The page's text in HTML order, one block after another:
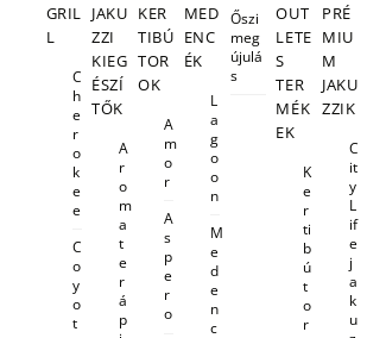
GRIL
L
C
h
e
r
o
k
e
e
C
o
y
o
t
JAKU
ZZI
KIEG
ÉSZÍ
TŐK
A
r
o
m
a
t
e
r
á
p
KER
TIBÚ
TOR
OK
A
m
o
r
A
s
p
e
r
o
MED
ENC
ÉK
L
a
g
o
o
n
M
e
d
e
n
c
Őszi
meg
újulá
s
OUT
LETE
S
TER
MÉK
EK
K
e
r
ti
b
ú
t
o
r
PRÉ
MIU
M
JAKU
ZZIK
C
it
y
L
if
e
j
a
k
u